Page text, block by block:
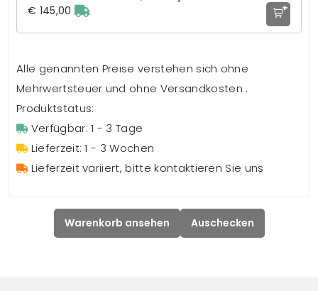
€ 145,00 +
Alle genannten Preise verstehen sich ohne
Mehrwertsteuer und ohne Versandkosten .
Produktstatus:
Verfügbar: 1 - 3 Tage
Lieferzeit: 1 - 3 Wochen
Lieferzeit variiert, bitte kontaktieren Sie uns
Warenkorb ansehen Auschecken